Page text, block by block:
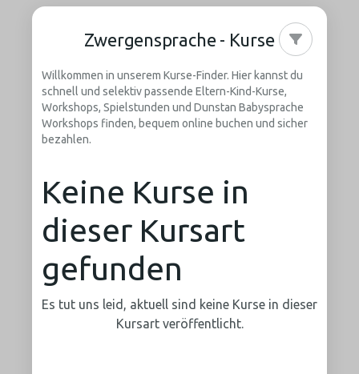
Zwergensprache - Kurse
Willkommen in unserem Kurse-Finder. Hier kannst du
schnell und selektiv passende Eltern-Kind-Kurse,
Workshops, Spielstunden und Dunstan Babysprache
Workshops finden, bequem online buchen und sicher
bezahlen.
Keine Kurse in
dieser Kursart
gefunden
Es tut uns leid, aktuell sind keine Kurse in dieser
Kursart veröffentlicht.